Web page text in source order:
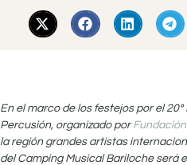
En el marco de los festejos por el
Percusión, organizado por
la región grandes artistas
del Camping Musical Bariloche será